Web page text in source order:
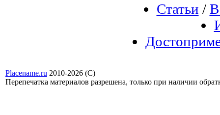
Статьи / В
Placename.ru 2010-2026 (С)
Перепечатка материалов разрешена, только при наличии